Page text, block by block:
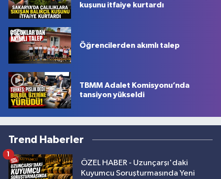
kuşunu itfaiye kurtardı
Öğrencilerden akımlı talep
TBMM Adalet Komisyonu’nda
tansiyon yükseldi
Trend Haberler
ÖZEL HABER - Uzunçarşı'daki
Kuyumcu Soruşturmasında Yeni
1